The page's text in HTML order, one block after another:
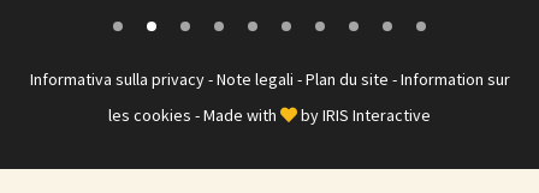
Informativa sulla privacy-Note legali -Plan du site -Information sur
les cookies - Made with byIRIS Interactive